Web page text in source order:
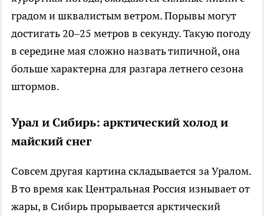
градом и шквалистым ветром. Порывы могут
достигать 20–25 метров в секунду. Такую погоду
в середине мая сложно назвать типичной, она
больше характерна для разгара летнего сезона
штормов.
Урал и Сибирь: арктический холод и
майский снег
Совсем другая картина складывается за Уралом.
В то время как Центральная Россия изнывает от
жары, в Сибирь прорывается арктический